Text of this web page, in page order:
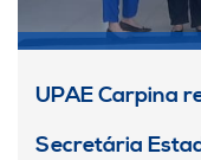
UPAE Carpina
Secretária